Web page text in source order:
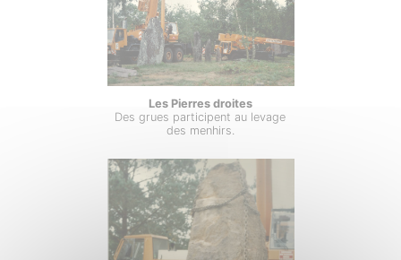
Les Pierres droites
Des grues participent au levage
des menhirs.